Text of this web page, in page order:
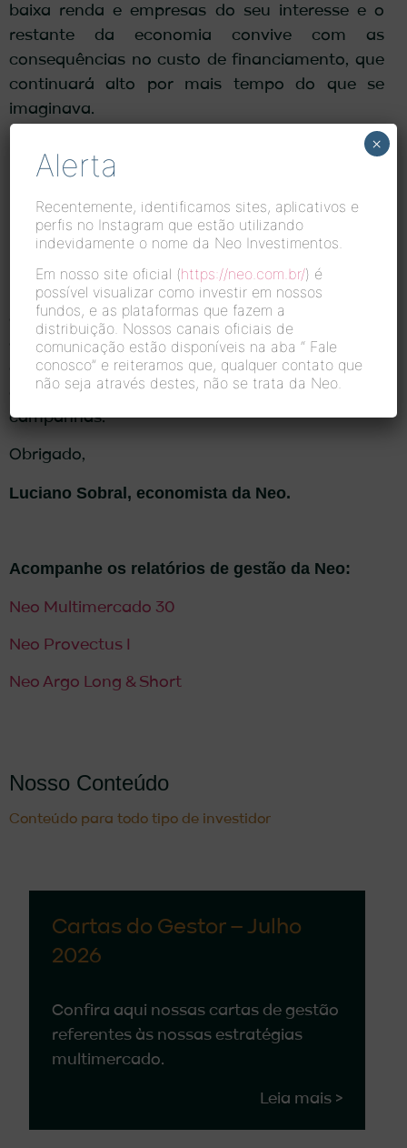
baixa renda e empresas do seu interesse e o
restante da economia convive com as
consequências no custo de financiamento, que
continuará alto por mais tempo do que se
imaginava.
Não tivemos novidades nas pesquisas eleitorais
publicadas em abril, que seguem mostrando
Estamos entrando no período no qual a
popularidade do governo deveria começar a se
beneficiar das ações de estímulo à economia,
mas essa regularidade pode ser anulado pelos
efeitos da guerra em preços de alta visibilidade,
como combustíveis e alimentos. Essa resultante
deve ser o principal condutor dos movimentos
de intenção de voto até o início oficial das
campanhas.
Obrigado,
Luciano Sobral, economista da Neo.
Acompanhe os relatórios de gestão da Neo:
Neo Multimercado 30
Neo Provectus I
Neo Argo Long & Short
Nosso Conteúdo
Conteúdo para todo tipo de investidor
Cartas do Gestor – Julho
2026
Confira aqui nossas cartas de gestão
referentes às nossas estratégias
multimercado.
Leia mais >
Alerta
Recentemente, identificamos sites, aplicativos e
perfis no Instagram que estão utilizando
indevidamente o nome da Neo Investimentos.
Em nosso site oficial (https://neo.com.br/) é
possível visualizar como investir em nossos
fundos, e as plataformas que fazem a
distribuição. Nossos canais oficiais de
comunicação estão disponíveis na aba “ Fale
conosco” e reiteramos que, qualquer contato que
não seja através destes, não se trata da Neo.
×